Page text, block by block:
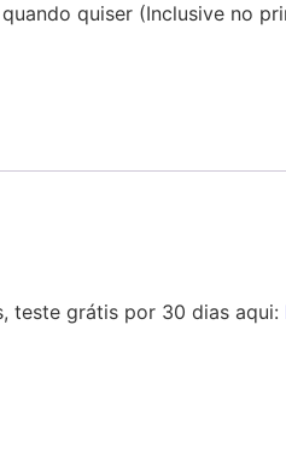
quiser (Inclusive no
teste grátis por 30 dias aqui: